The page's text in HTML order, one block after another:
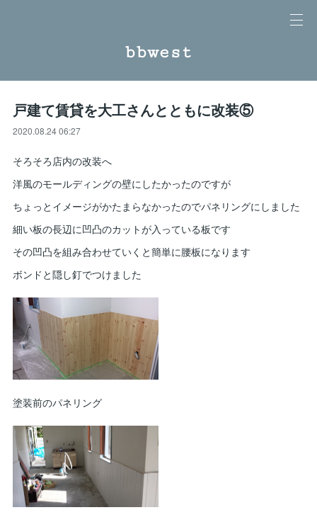
bbwest
戸建て賃貸を大工さんとともに改装⑤
2020.08.24 06:27
そろそろ店内の改装へ
洋風のモールディングの壁にしたかったのですが
ちょっとイメージがかたまらなかったのでパネリングにしました
細い板の長辺に凹凸のカットが入っている板です
その凹凸を組み合わせていくと簡単に腰板になります
ボンドと隠し釘でつけました
塗装前のパネリング